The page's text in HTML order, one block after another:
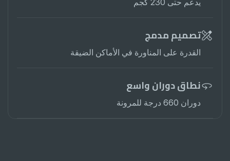
يدعم حتى 230 كجم
تصميم مدمج
القدرة على المناورة في الأماكن الضيقة
نطاق دوران واسع
دوران 660 درجة للمرونة